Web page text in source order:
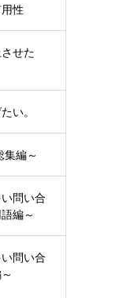
性
せた
い。
編～
問い合
編～
問い合